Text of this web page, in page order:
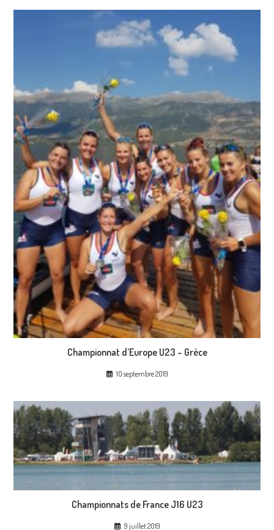
Championnat d’Europe U23 – Grèce
10 septembre 2019
Championnats de France J16 U23
9 juillet 2019